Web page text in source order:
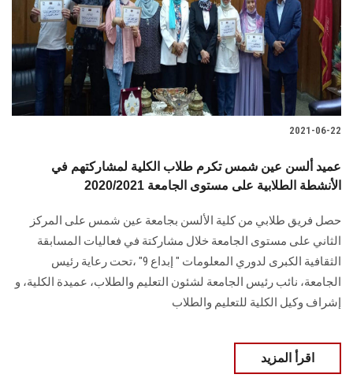
2021-06-22
عميد ألسن عين شمس تكرم طلاب الكلية لمشاركتهم في
الأنشطة الطلابية على مستوى الجامعة 2020/2021
حصل فريق طلابي من كلية الألسن بجامعة عين شمس على المركز
الثاني على مستوى الجامعة خلال مشاركتة في فعاليات المسابقة
الثقافية الكبرى لدوري المعلومات " إبداع 9" ،تحت رعاية رئيس
الجامعة، نائب رئيس الجامعة لشئون التعليم والطلاب، عميدة الكلية، و
إشراف وكيل الكلية للتعليم والطلاب
اقرأ المزيد